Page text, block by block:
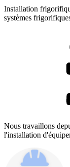
Installation
systèmes
Nous travaillons
l'installation